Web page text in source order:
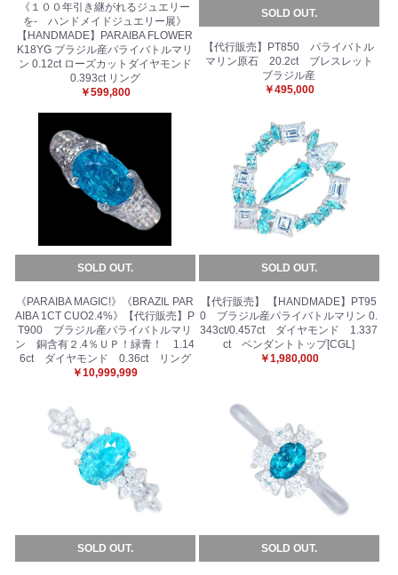
《１００年引き継がれるジュエリー
を- ハンドメイドジュエリー展》
【HANDMADE】PARAIBA FLOWER
K18YG ブラジル産パライバトルマリ
ン 0.12ct ローズカットダイヤモンド
0.393ct リング
￥599,800
SOLD OUT.
【代行販売】PT850 パライバトル
マリン原石 20.2ct ブレスレット
ブラジル産
￥495,000
SOLD OUT.
《PARAIBA MAGIC!》《BRAZIL PAR
AIBA 1CT CUO2.4%》【代行販売】P
T900 ブラジル産パライバトルマリ
ン 銅含有２.4％ＵＰ！緑青！ 1.14
6ct ダイヤモンド 0.36ct リング
￥10,999,999
SOLD OUT.
【代行販売】 【HANDMADE】PT95
0 ブラジル産パライバトルマリン 0.
343ct/0.457ct ダイヤモンド 1.337
ct ペンダントトップ[CGL]
￥1,980,000
SOLD OUT. SOLD OUT.